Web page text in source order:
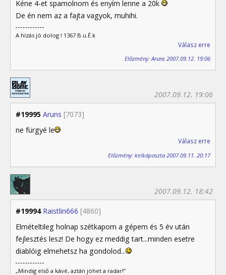
Kéne 4-et spamolnom és enyím lenne a 20k
De én nem az a fajta vagyok, muhihi.
A hízás jó dolog ! 1367 B.u.É.k
Válasz erre
Előzmény: Aruns 2007.09.12. 19:06
#19995 Aruns [7073]
2007.09.12. 19:06
ne fürgyé le
Válasz erre
Előzmény: kelkáposzta 2007.09.11. 20:17
#19994 Raistlin666 [4860]
2007.09.12. 18:42
Elmételtileg holnap szétkapom a gépem és 5 év után
fejlesztés lesz! De hogy ez meddig tart...minden esetre
diablóig elmehetsz ha gondolod...
„Mindig első a kávé, aztán jöhet a radar!”